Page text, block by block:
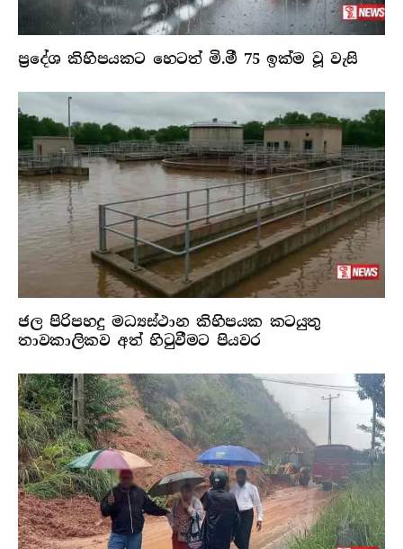
ප්‍රදේශ කිහිපයකට හෙටත් මි.මී 75 ඉක්ම වූ වැසි
ජල පිරිපහදු මධ්‍යස්ථාන කිහිපයක කටයුතු
තාවකාලිකව අත් හිටුවීමට පියවර